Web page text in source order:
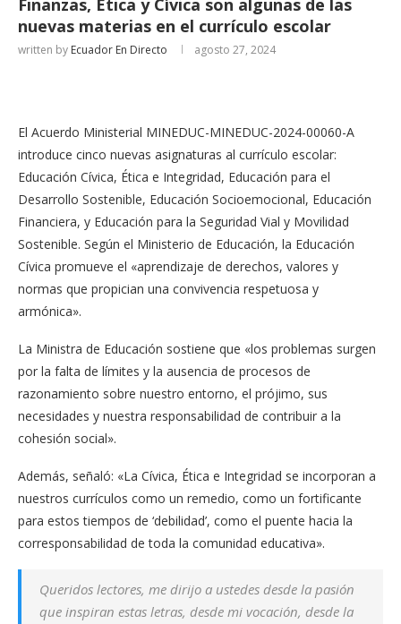
Finanzas, Ética y Cívica son algunas de las
nuevas materias en el currículo escolar
written by Ecuador En Directo agosto 27, 2024
El Acuerdo Ministerial MINEDUC-MINEDUC-2024-00060-A
introduce cinco nuevas asignaturas al currículo escolar:
Educación Cívica, Ética e Integridad, Educación para el
Desarrollo Sostenible, Educación Socioemocional, Educación
Financiera, y Educación para la Seguridad Vial y Movilidad
Sostenible. Según el Ministerio de Educación, la Educación
Cívica promueve el «aprendizaje de derechos, valores y
normas que propician una convivencia respetuosa y
armónica».
La Ministra de Educación sostiene que «los problemas surgen
por la falta de límites y la ausencia de procesos de
razonamiento sobre nuestro entorno, el prójimo, sus
necesidades y nuestra responsabilidad de contribuir a la
cohesión social».
Además, señaló: «La Cívica, Ética e Integridad se incorporan a
nuestros currículos como un remedio, como un fortificante
para estos tiempos de ‘debilidad’, como el puente hacia la
corresponsabilidad de toda la comunidad educativa».
Queridos lectores, me dirijo a ustedes desde la pasión
que inspiran estas letras, desde mi vocación, desde la